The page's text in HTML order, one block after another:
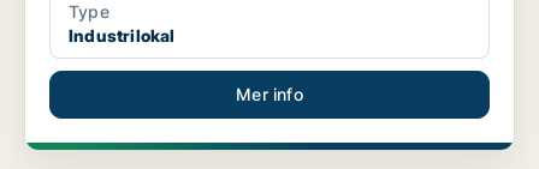
Type
Industrilokal
Mer info